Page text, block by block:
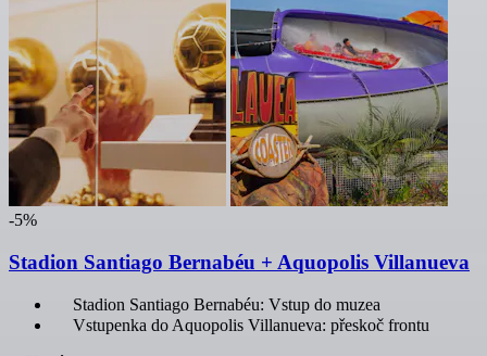
-5%
Stadion Santiago Bernabéu + Aquopolis Villanueva
Stadion Santiago Bernabéu: Vstup do muzea
Vstupenka do Aquopolis Villanueva: přeskoč frontu